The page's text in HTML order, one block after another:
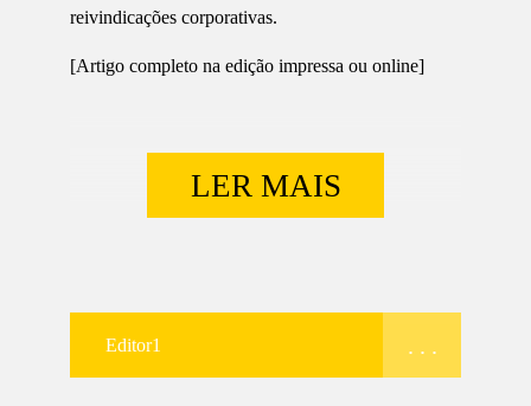
reivindicações corporativas.
[Artigo completo na edição impressa ou online]
LER MAIS
Editor1 . . .